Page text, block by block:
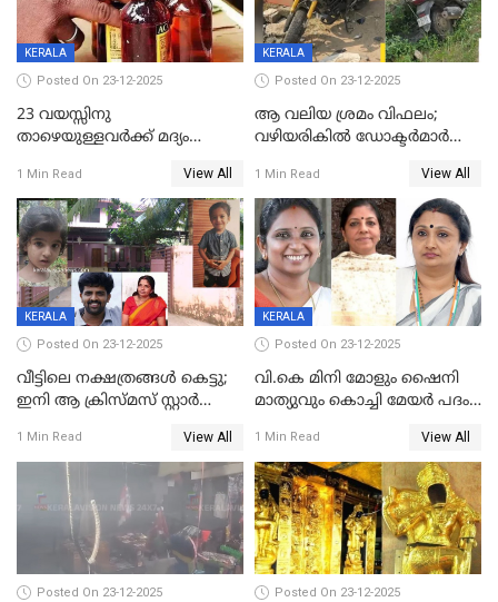
KERALA
Posted On 23-12-2025
23 വയസ്സിനു
താഴെയുള്ളവർക്ക് മദ്യം
നടപടി;സ്ഥാപനങ്ങൾക്കെതിരെ
രണ്ട് കേസുകൾ
1 Min Read View All
KERALA
Posted On 23-12-2025
ആ വലിയ ശ്രമം വിഫലം;
വഴിയരികില്‍ ‌ഡോക്ടര്‍മാര്‍
മരണത്തിന് കീഴടങ്ങി
1 Min Read View All
KERALA
Posted On 23-12-2025
വീട്ടിലെ നക്ഷത്രങ്ങൾ കെട്ടു;
ഇനി ആ ക്രിസ്മസ് സ്റ്റാർ
വേണ്ടിയുള്ള
പിടിവലിക്കിടയിൽ
അപ്പൂപ്പനെതിരെ പോക്സോ
കേസ് ഒടുവിൽ 4 ജീവനുകൾ
പൊലിഞ്ഞു
1 Min Read View All
KERALA
Posted On 23-12-2025
വി.കെ മിനി മോളും ഷൈനി
മാത്യുവും കൊച്ചി മേയർ പദം
മേയറാകില്ല
1 Min Read View All
Posted On 23-12-2025 Posted On 23-12-2025